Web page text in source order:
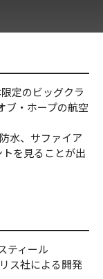
定のビッグクラ
ブ・ホープの航空
水、サファイア
を見ることが出
ティール
ス社による開発